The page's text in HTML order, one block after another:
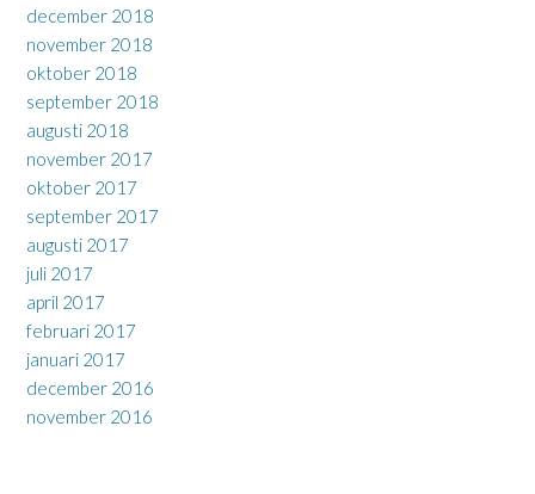
december 2018
november 2018
oktober 2018
september 2018
augusti 2018
november 2017
oktober 2017
september 2017
augusti 2017
juli 2017
april 2017
februari 2017
januari 2017
december 2016
november 2016